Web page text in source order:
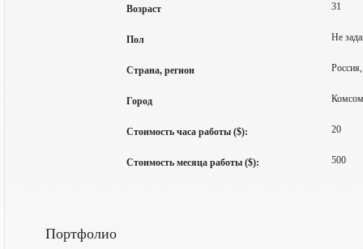
Возраст 31
Пол Не
Страна, регион
Город
Стоимость часа работы ($): 20
Стоимость месяца работы ($): 500
Портфолио